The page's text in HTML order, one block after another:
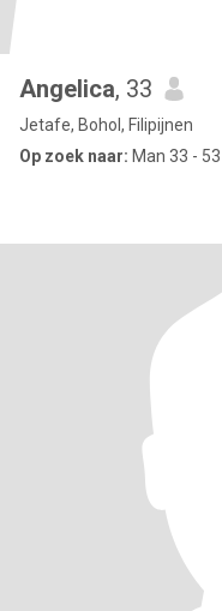
Angelica, 33
Jetafe, Bohol, Filipijnen
Op zoek naar: Man 33 - 53